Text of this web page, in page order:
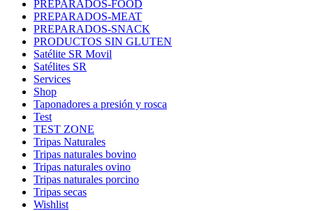
PREPARADOS-FOOD
PREPARADOS-MEAT
PREPARADOS-SNACK
PRODUCTOS SIN GLUTEN
Satélite SR Movil
Satélites SR
Services
Shop
Taponadores a presión y rosca
Test
TEST ZONE
Tripas Naturales
Tripas naturales bovino
Tripas naturales ovino
Tripas naturales porcino
Tripas secas
Wishlist